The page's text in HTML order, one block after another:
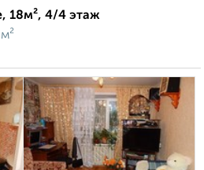
18м², 4/4 этаж